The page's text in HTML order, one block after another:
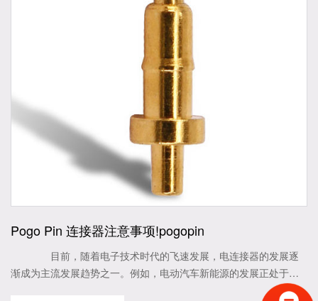
Pogo Pin 连接器注意事项!pogopin
目前，随着电子技术时代的飞速发展，电连接器的发展逐
渐成为主流发展趋势之一。例如，电动汽车新能源的发展正处于不
可阻挡的发展趋势。 Pogo Pin是连接器的重要部件之一，其主要功